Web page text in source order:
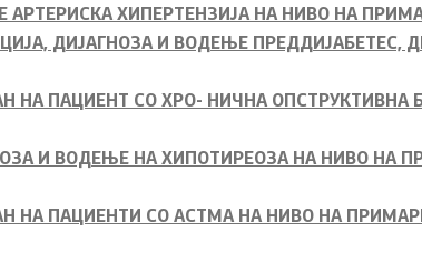
ХИПЕРТЕНЗИЈА НА НИВО НА
ДИЈАГНОЗА И ВОДЕЊЕ ПРЕДДИЈАБЕТЕС,
ПАЦИЕНТ СО ХРО- НИЧНА ОПСТРУКТИВНА
И ВОДЕЊЕ НА ХИПОТИРЕОЗА НА НИВО НА
НА ПАЦИЕНТИ СО АСТМА НА НИВО НА